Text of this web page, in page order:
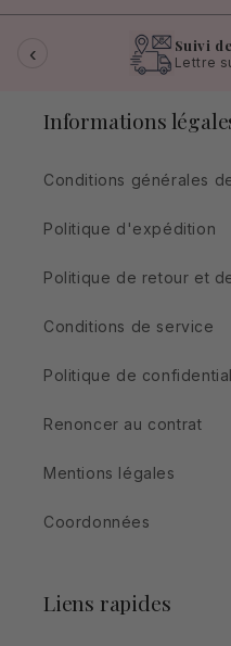
‹ Suivi
Lettre
Informations
Conditions générales
Politique d'expédition
Politique de retour et
Conditions de service
Politique de
Renoncer au contrat
Mentions légales
Coordonnées
Liens rapides